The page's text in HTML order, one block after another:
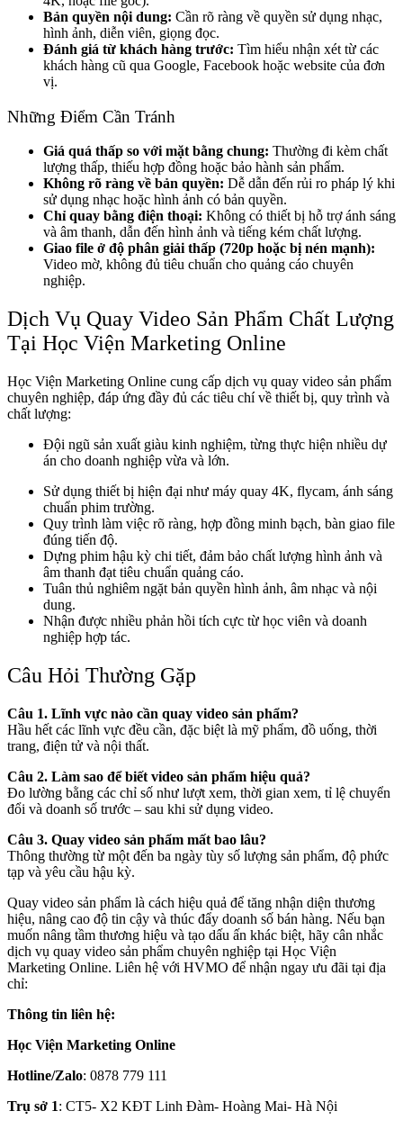
Bản quyền nội dung: Cần rõ ràng về quyền sử dụng nhạc,
hình ảnh, diễn viên, giọng đọc.
Đánh giá từ khách hàng trước: Tìm hiểu nhận xét từ các
khách hàng cũ qua Google, Facebook hoặc website của đơn
vị.
Những Điểm Cần Tránh
Giá quá thấp so với mặt bằng chung: Thường đi kèm chất
lượng thấp, thiếu hợp đồng hoặc bảo hành sản phẩm.
Không rõ ràng về bản quyền: Dễ dẫn đến rủi ro pháp lý khi
sử dụng nhạc hoặc hình ảnh có bản quyền.
Chỉ quay bằng điện thoại: Không có thiết bị hỗ trợ ánh sáng
và âm thanh, dẫn đến hình ảnh và tiếng kém chất lượng.
Giao file ở độ phân giải thấp (720p hoặc bị nén mạnh):
Video mờ, không đủ tiêu chuẩn cho quảng cáo chuyên
nghiệp.
Dịch Vụ Quay Video Sản Phẩm Chất Lượng
Tại Học Viện Marketing Online
Học Viện Marketing Online cung cấp dịch vụ quay video sản phẩm
chuyên nghiệp, đáp ứng đầy đủ các tiêu chí về thiết bị, quy trình và
chất lượng:
Đội ngũ sản xuất giàu kinh nghiệm, từng thực hiện nhiều dự
án cho doanh nghiệp vừa và lớn.
Sử dụng thiết bị hiện đại như máy quay 4K, flycam, ánh sáng
chuẩn phim trường.
Quy trình làm việc rõ ràng, hợp đồng minh bạch, bàn giao file
đúng tiến độ.
Dựng phim hậu kỳ chi tiết, đảm bảo chất lượng hình ảnh và
âm thanh đạt tiêu chuẩn quảng cáo.
Tuân thủ nghiêm ngặt bản quyền hình ảnh, âm nhạc và nội
dung.
Nhận được nhiều phản hồi tích cực từ học viên và doanh
nghiệp hợp tác.
Câu Hỏi Thường Gặp
Câu 1. Lĩnh vực nào cần quay video sản phẩm?
Hầu hết các lĩnh vực đều cần, đặc biệt là mỹ phẩm, đồ uống, thời
trang, điện tử và nội thất.
Câu 2. Làm sao để biết video sản phẩm hiệu quả?
Đo lường bằng các chỉ số như lượt xem, thời gian xem, tỉ lệ chuyển
đổi và doanh số trước – sau khi sử dụng video.
Câu 3. Quay video sản phẩm mất bao lâu?
Thông thường từ một đến ba ngày tùy số lượng sản phẩm, độ phức
tạp và yêu cầu hậu kỳ.
Quay video sản phẩm là cách hiệu quả để tăng nhận diện thương
hiệu, nâng cao độ tin cậy và thúc đẩy doanh số bán hàng. Nếu bạn
muốn nâng tầm thương hiệu và tạo dấu ấn khác biệt, hãy cân nhắc
dịch vụ quay video sản phẩm chuyên nghiệp tại Học Viện
Marketing Online. Liên hệ với HVMO để nhận ngay ưu đãi tại địa
chỉ:
Thông tin liên hệ:
Học Viện Marketing Online
Hotline/Zalo: 0878 779 111
Trụ sở 1: CT5- X2 KĐT Linh Đàm- Hoàng Mai- Hà Nội